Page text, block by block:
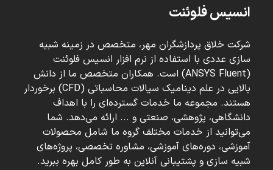
انسیس فلوئنت
شرکت خلاق پردازشگران مهر، متخصص در زمینه شبیه
سازی عددی با استفاده از نرم افزار انسیس فلوئنت
(ANSYS Fluent) است. همکاران متخصص ما از دانش
بالایی در علم دینامیک سیالات محاسباتی (CFD) برخوردار
هستند. مجموعه ما خدمات گسترده‌ای را با اهداف
دانشگاهی، پژوهشی، صنعتی و ... ارائه می‌دهد. شما
می‌توانید از خدمات مختلف گروه ما شامل محصولات
آموزشی، دوره‌های آموزشی، مشاوره تخصصی، پروژه‌های
شبیه سازی و پشتیبانی آنلاین به طور کامل بهره ببرید.